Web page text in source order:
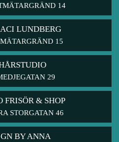
14
LUNDBERG
15
29
FRISÖR & SHOP
STORGATAN 46
BY ANNA